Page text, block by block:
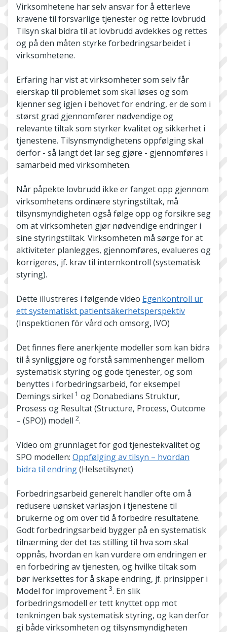
Virksomhetene har selv ansvar for å etterleve
kravene til forsvarlige tjenester og rette lovbrudd.
Tilsyn skal bidra til at lovbrudd avdekkes og rettes
og på den måten styrke forbedringsarbeidet i
virksomhetene.
Erfaring har vist at virksomheter som selv får
eierskap til problemet som skal løses og som
kjenner seg igjen i behovet for endring, er de som i
størst grad gjennomfører nødvendige og
relevante tiltak som styrker kvalitet og sikkerhet i
tjenestene. Tilsynsmyndighetens oppfølging skal
derfor - så langt det lar seg gjøre - gjennomføres i
samarbeid med virksomheten.
Når påpekte lovbrudd ikke er fanget opp gjennom
virksomhetens ordinære styringstiltak, må
tilsynsmyndigheten også følge opp og forsikre seg
om at virksomheten gjør nødvendige endringer i
sine styringstiltak. Virksomheten må sørge for at
aktiviteter planlegges, gjennomføres, evalueres og
korrigeres, jf. krav til internkontroll (systematisk
styring).
Dette illustreres i følgende video Egenkontroll ur
ett systematiskt patientsäkerhetsperspektiv
(Inspektionen för vård och omsorg, IVO)
Det finnes flere anerkjente modeller som kan bidra
til å synliggjøre og forstå sammenhenger mellom
systematisk styring og gode tjenester, og som
benyttes i forbedringsarbeid, for eksempel
Demings sirkel 1 og Donabedians Struktur,
Prosess og Resultat (Structure, Process, Outcome
– (SPO)) modell 2.
Video om grunnlaget for god tjenestekvalitet og
SPO modellen: Oppfølging av tilsyn – hvordan
bidra til endring(Helsetilsynet)
Forbedringsarbeid generelt handler ofte om å
redusere uønsket variasjon i tjenestene til
brukerne og om over tid å forbedre resultatene.
Godt forbedringsarbeid bygger på en systematisk
tilnærming der det tas stilling til hva som skal
oppnås, hvordan en kan vurdere om endringen er
en forbedring av tjenesten, og hvilke tiltak som
bør iverksettes for å skape endring, jf. prinsipper i
Model for improvement 3. En slik
forbedringsmodell er tett knyttet opp mot
tenkningen bak systematisk styring, og kan derfor
gi både virksomheten og tilsynsmyndigheten